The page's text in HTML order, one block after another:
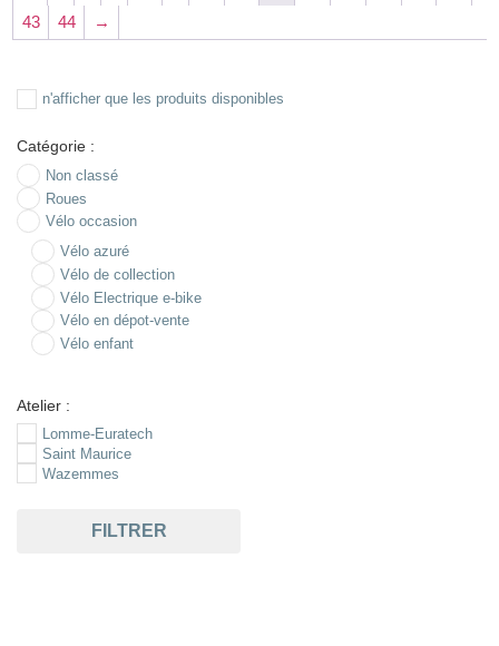
43
44 →
n'afficher que les produits disponibles
Catégorie :
Non classé
Roues
Vélo occasion
Vélo azuré
Vélo de collection
Vélo Electrique e-bike
Vélo en dépot-vente
Vélo enfant
Atelier :
Lomme-Euratech
Saint Maurice
Wazemmes
FILTRER